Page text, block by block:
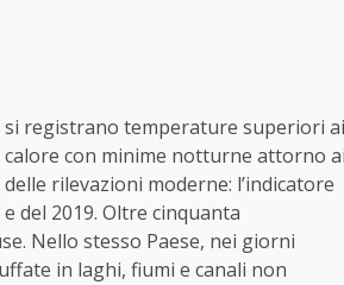
si registrano temperature superiori ai
calore con minime notturne attorno
rilevazioni moderne: l’indicatore
del 2019. Oltre cinquanta
Nello stesso Paese, nei giorni
in laghi, fiumi e canali non